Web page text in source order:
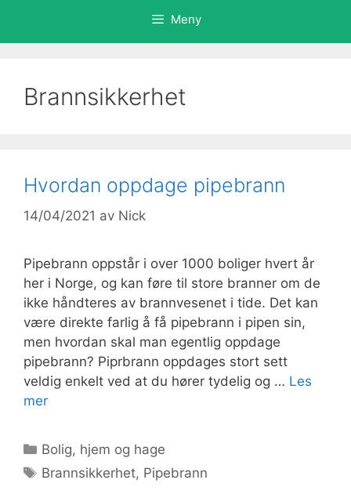
Meny
Brannsikkerhet
Hvordan oppdage pipebrann
14/04/2021 av Nick
Pipebrann oppstår i over 1000 boliger hvert år
her i Norge, og kan føre til store branner om de
ikke håndteres av brannvesenet i tide. Det kan
være direkte farlig å få pipebrann i pipen sin,
men hvordan skal man egentlig oppdage
pipebrann? Piprbrann oppdages stort sett
veldig enkelt ved at du hører tydelig og … Les
mer
Kategorier
Bolig, hjem og hage
Stikkord
Brannsikkerhet, Pipebrann